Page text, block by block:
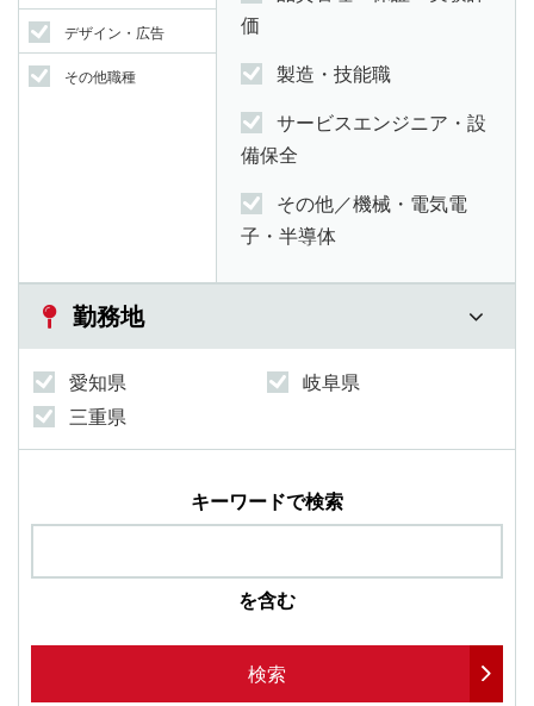
デザイン・広告
その他職種
価
製造・技能職
サービスエンジニア・設
備保全
その他／機械・電気電
子・半導体
勤務地
愛知県
岐阜県
三重県
キーワードで検索
を含む
検索